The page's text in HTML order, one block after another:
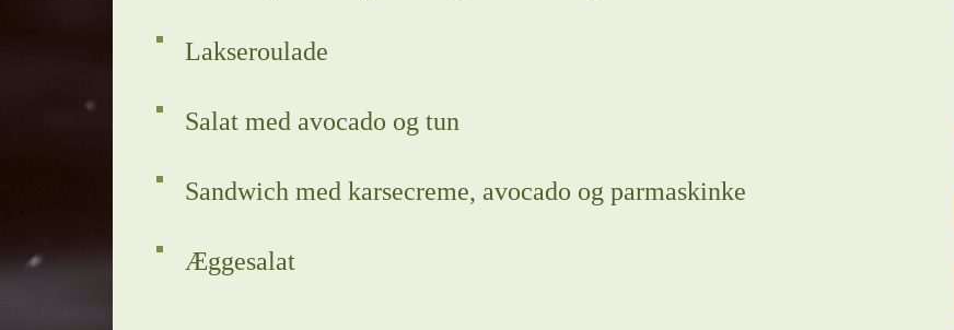
Lakseroulade
Salat med avocado og tun
Sandwich med karsecreme, avocado og parmaskinke
Æggesalat